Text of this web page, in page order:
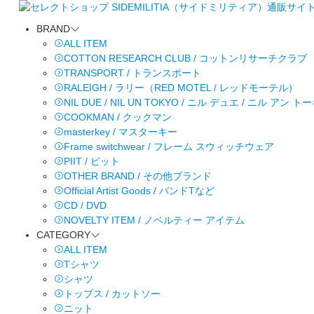
BRAND
ALL ITEM
COTTON RESEARCH CLUB / コットンリサーチクラブ
TRANSPORT / トランスポート
RALEIGH / ラリー（RED MOTEL / レッドモーテル）
NIL DUE / NIL UN TOKYO / ニル デュエ / ニル アン トー
COOKMAN / クックマン
masterkey / マスターキー
Frame switchwear / フレーム スウィッチウェア
PIIT / ピット
OTHER BRAND / その他ブランド
Official Artist Goods / バンドTなど
CD / DVD
NOVELTY ITEM / ノベルティー アイテム
CATEGORY
ALL ITEM
Tシャツ
シャツ
トップス / カットソー
ニット